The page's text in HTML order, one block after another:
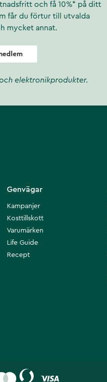
och få 10%* på ditt
får du förtur till utvalda
mycket annat.
elektronikprodukter.
Genvägar
Kampanjer
Kosttillskott
Varumärken
Life Guide
Recept